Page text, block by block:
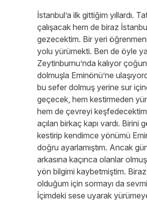
İstanbul’a ilk gittiğim yıllardı.
çalışacak hem de biraz
gezecektim. Bir yeri
yolu yürümekti. Ben de öyle
Zeytinburnu’nda kalıyor
dolmuşla Eminönü’ne
bu sefer dolmuş yerine sur
geçecek, hem kestirmeden
hem de çevreyi
açılan birkaç kapı vardı. Birini
kestirip kendimce yönümü
doğru ayarlamıştım. Ancak
arkasına kaçınca olanlar
yön bilgimi kaybetmiştim.
olduğum için sormayı da
İçimdeki sese uyarak